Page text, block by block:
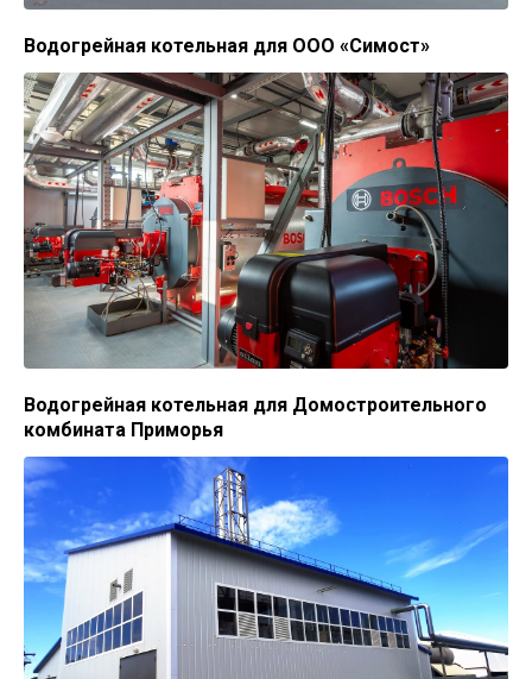
Водогрейная котельная для ООО «Симост»
Водогрейная котельная для Домостроительного
комбината Приморья